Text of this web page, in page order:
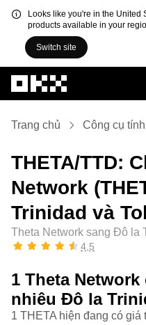
Looks like you're in the United
products available in your
Switch site
Trang chủ Công cụ tính
THETA/TTD:
Network
Trinidad và
Theta Network sang Đô la
4,5
1 Theta
nhiêu Đô la
1 THETA hiện đang có giá